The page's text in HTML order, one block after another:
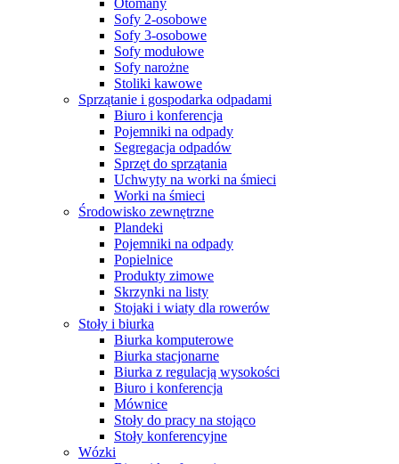
Sofy 2-osobowe
Sofy 3-osobowe
Sofy modułowe
Sofy narożne
Stoliki kawowe
Sprzątanie i gospodarka odpadami
Biuro i konferencja
Pojemniki na odpady
Segregacja odpadów
Sprzęt do sprzątania
Uchwyty na worki na śmieci
Worki na śmieci
Środowisko zewnętrzne
Plandeki
Pojemniki na odpady
Popielnice
Produkty zimowe
Skrzynki na listy
Stojaki i wiaty dla rowerów
Stoły i biurka
Biurka komputerowe
Biurka stacjonarne
Biurka z regulacją wysokości
Biuro i konferencja
Mównice
Stoły do pracy na stojąco
Stoły konferencyjne
Wózki